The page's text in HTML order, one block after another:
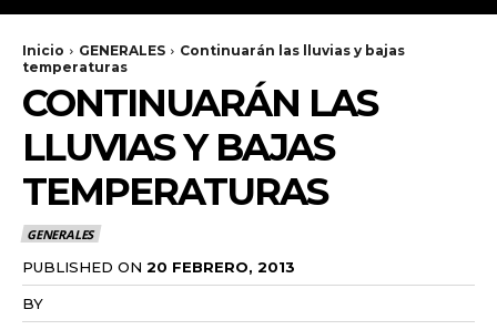
Inicio GENERALES
Continuarán las lluvias y bajas
temperaturas
CONTINUARÁN LAS
LLUVIAS Y BAJAS
TEMPERATURAS
GENERALES
PUBLISHED ON 20 FEBRERO, 2013
BY